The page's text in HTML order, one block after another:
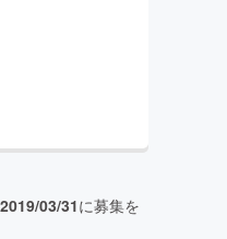
2019/03/31に募集を